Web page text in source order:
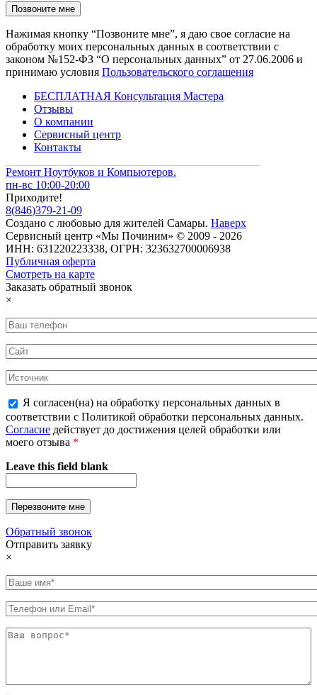
Нажимая кнопку “Позвоните мне”, я даю свое согласие на
обработку моих персональных данных в соответствии с
законом №152-ФЗ “О персональных данных” от 27.06.2006 и
принимаю условия Пользовательского соглашения
БЕСПЛАТНАЯ Консультация Мастера
Отзывы
О компании
Сервисный центр
Контакты
Ремонт Ноутбуков и Компьютеров.
пн-вс 10:00-20:00
Приходите!
8(846)379-21-09
Создано с любовью для жителей Самары. Наверх
Сервисный центр «Мы Починим» © 2009 - 2026
ИНН: 631220223338, ОГРН: 323632700006938
Публичная оферта
Смотреть на карте
Заказать обратный звонок
×
Я согласен(на) на обработку персональных данных в
соответствии с Политикой обработки персональных данных.
Согласие действует до достижения целей обработки или
моего отзыва *
Leave this field blank
Обратный звонок
Отправить заявку
×